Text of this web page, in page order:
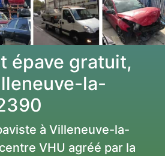
épave gratuit,
la-
à Villeneuve-la-
VHU agréé par la